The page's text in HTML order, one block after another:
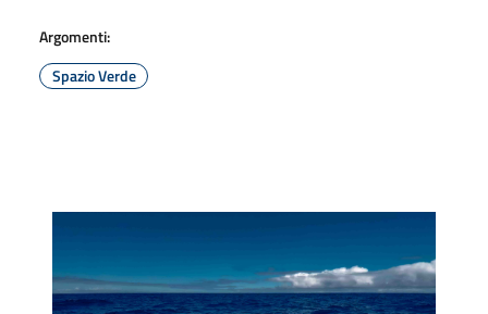
Argomenti:
Spazio Verde